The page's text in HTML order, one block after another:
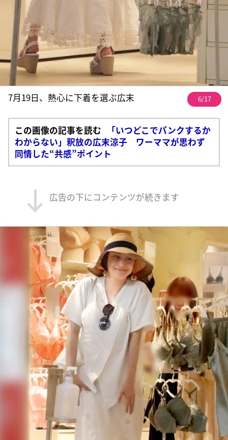
7月19日、熱心に下着を選ぶ広末 6/17
この画像の記事を読む
「いつどこでパンクするか
わからない」釈放の広末涼子 ワーママが思わず
同情した“共感”ポイント
広告の下にコンテンツが続きます